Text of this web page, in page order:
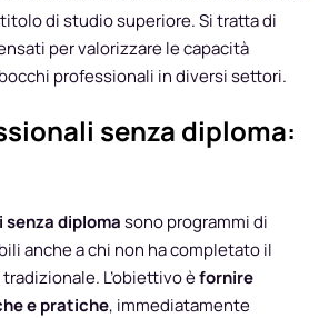
di studio superiore. Si tratta di
per valorizzare le capacità
professionali in diversi settori.
senza diploma:
diplomasono programmi di
anche a chi non ha completato il
L’obiettivo èfornire
e pratiche, immediatamente